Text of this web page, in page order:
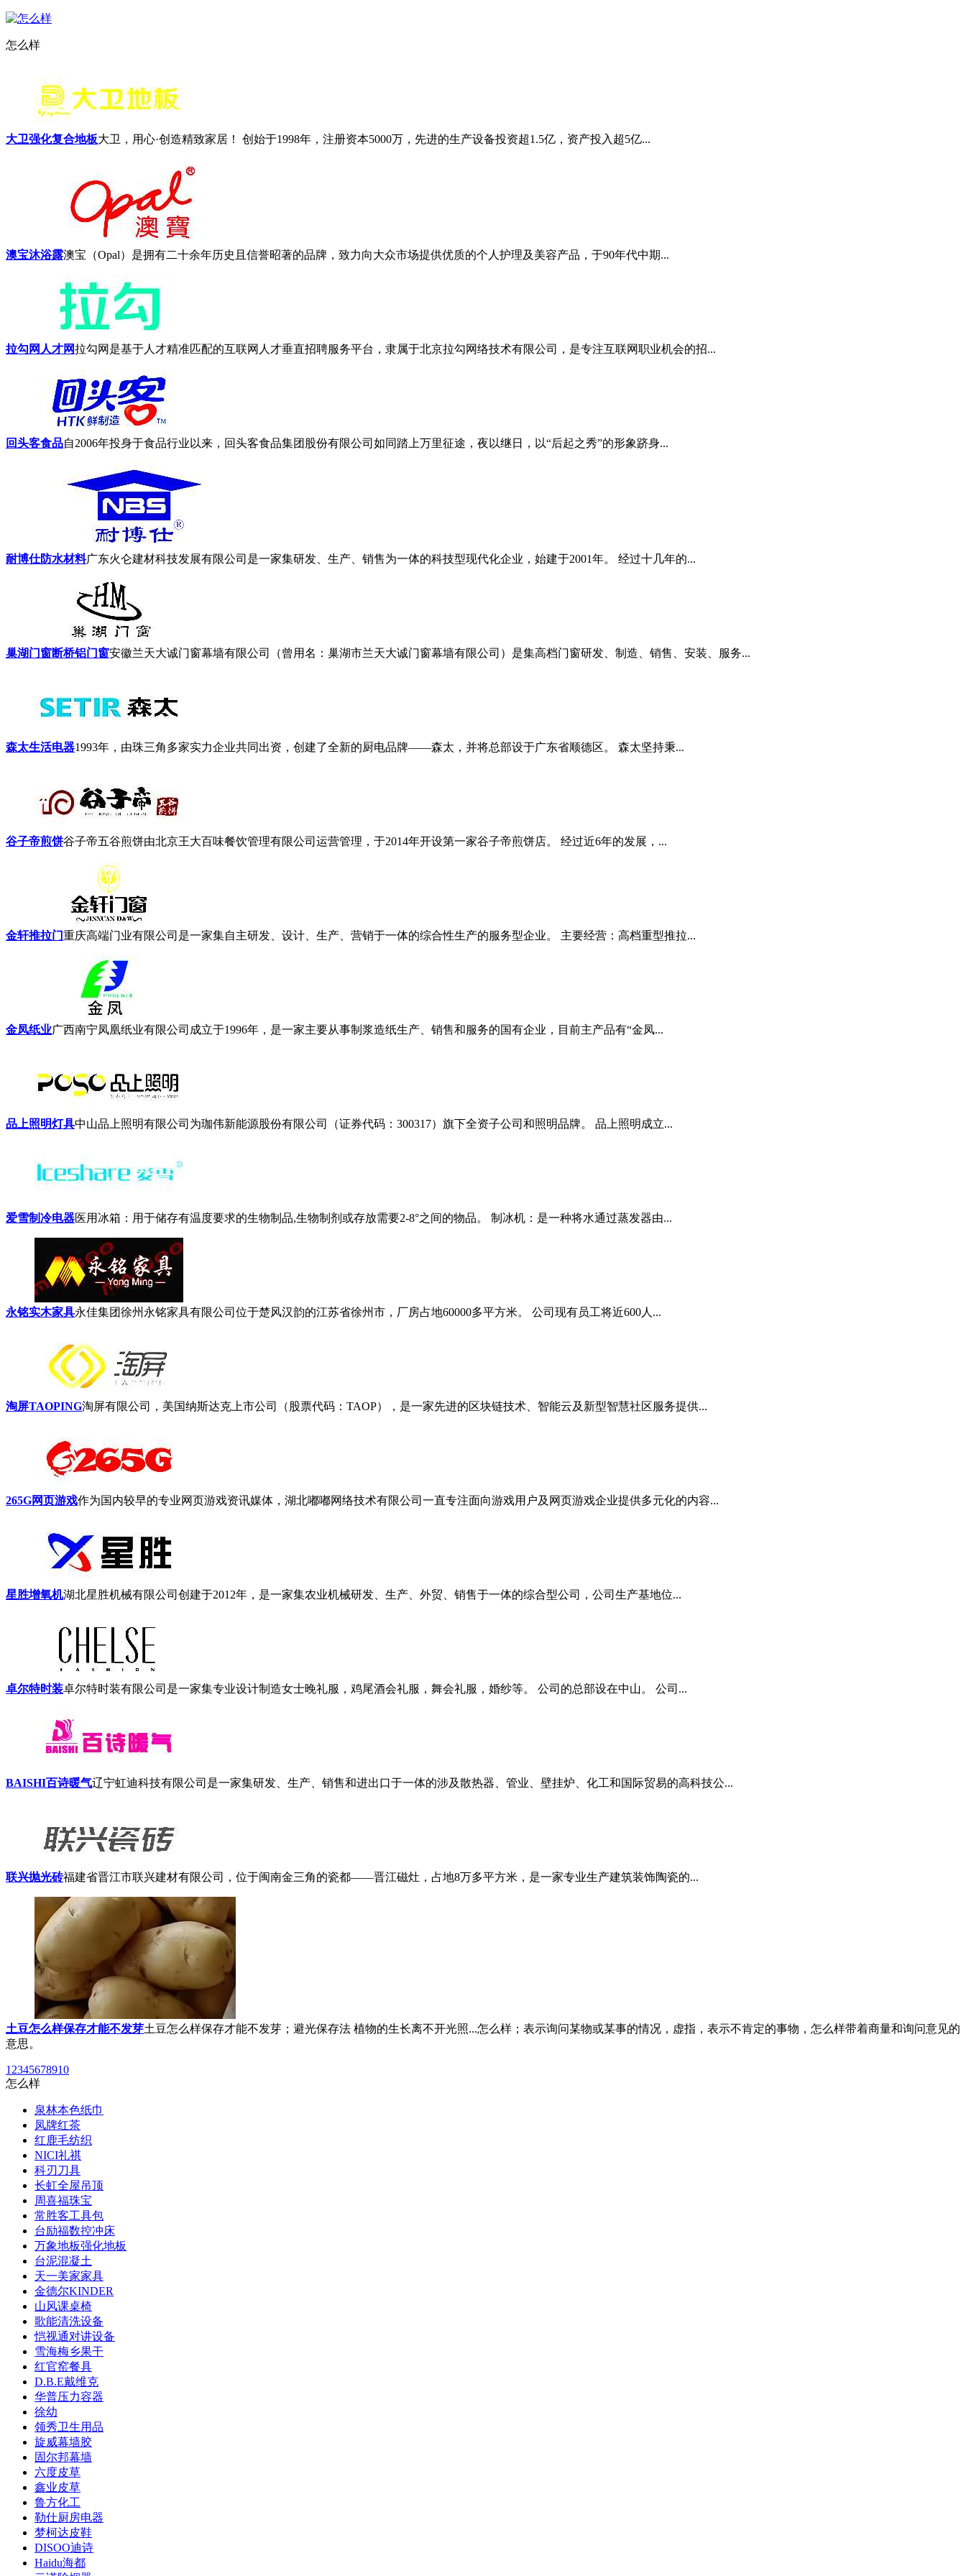
怎么样
大卫强化复合地板大卫，用心·创造精致家居！ 创始于1998年，注册资本5000万，先进的生产设备投资超1.5亿，资产投入超5亿...
澳宝沐浴露澳宝（Opal）是拥有二十余年历史且信誉昭著的品牌，致力向大众市场提供优质的个人护理及美容产品，于90年代中期...
拉勾网人才网拉勾网是基于人才精准匹配的互联网人才垂直招聘服务平台，隶属于北京拉勾网络技术有限公司，是专注互联网职业机会的招...
回头客食品自2006年投身于食品行业以来，回头客食品集团股份有限公司如同踏上万里征途，夜以继日，以“后起之秀”的形象跻身...
耐博仕防水材料广东火仑建材科技发展有限公司是一家集研发、生产、销售为一体的科技型现代化企业，始建于2001年。 经过十几年的...
巢湖门窗断桥铝门窗安徽兰天大诚门窗幕墙有限公司（曾用名：巢湖市兰天大诚门窗幕墙有限公司）是集高档门窗研发、制造、销售、安装、服务...
森太生活电器1993年，由珠三角多家实力企业共同出资，创建了全新的厨电品牌——森太，并将总部设于广东省顺德区。 森太坚持秉...
谷子帝煎饼谷子帝五谷煎饼由北京王大百味餐饮管理有限公司运营管理，于2014年开设第一家谷子帝煎饼店。 经过近6年的发展，...
金轩推拉门重庆高端门业有限公司是一家集自主研发、设计、生产、营销于一体的综合性生产的服务型企业。 主要经营：高档重型推拉...
金凤纸业广西南宁凤凰纸业有限公司成立于1996年，是一家主要从事制浆造纸生产、销售和服务的国有企业，目前主产品有“金凤...
品上照明灯具中山品上照明有限公司为珈伟新能源股份有限公司（证券代码：300317）旗下全资子公司和照明品牌。 品上照明成立...
爱雪制冷电器医用冰箱：用于储存有温度要求的生物制品,生物制剂或存放需要2-8°之间的物品。 制冰机：是一种将水通过蒸发器由...
永铭实木家具永佳集团徐州永铭家具有限公司位于楚风汉韵的江苏省徐州市，厂房占地60000多平方米。 公司现有员工将近600人...
淘屏TAOPING淘屏有限公司，美国纳斯达克上市公司（股票代码：TAOP），是一家先进的区块链技术、智能云及新型智慧社区服务提供...
265G网页游戏作为国内较早的专业网页游戏资讯媒体，湖北嘟嘟网络技术有限公司一直专注面向游戏用户及网页游戏企业提供多元化的内容...
星胜增氧机湖北星胜机械有限公司创建于2012年，是一家集农业机械研发、生产、外贸、销售于一体的综合型公司，公司生产基地位...
卓尔特时装卓尔特时装有限公司是一家集专业设计制造女士晚礼服，鸡尾酒会礼服，舞会礼服，婚纱等。 公司的总部设在中山。 公司...
BAISHI百诗暖气辽宁虹迪科技有限公司是一家集研发、生产、销售和进出口于一体的涉及散热器、管业、壁挂炉、化工和国际贸易的高科技公...
联兴抛光砖福建省晋江市联兴建材有限公司，位于闽南金三角的瓷都——晋江磁灶，占地8万多平方米，是一家专业生产建筑装饰陶瓷的...
土豆怎么样保存才能不发芽土豆怎么样保存才能不发芽；避光保存法 植物的生长离不开光照...怎么样；表示询问某物或某事的情况，虚指，表示不肯定的事物，怎么样带着商量和询问意见的
意思。
1 2345678910
怎么样
泉林本色纸巾
凤牌红茶
红鹿毛纺织
NICI礼祺
科刃刀具
长虹全屋吊顶
周喜福珠宝
常胜客工具包
台励福数控冲床
万象地板强化地板
台泥混凝土
天一美家家具
金德尔KINDER
山风课桌椅
歌能清洗设备
恺视通对讲设备
雪海梅乡果干
红官窑餐具
D.B.E戴维克
华普压力容器
徐幼
领秀卫生用品
旋威幕墙胶
固尔邦幕墙
六度皮草
鑫业皮草
鲁方化工
勒仕厨房电器
梦柯达皮鞋
DISOO迪诗
Haidu海都